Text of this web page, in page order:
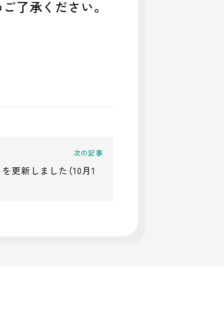
了承ください。
更新しました（10月1